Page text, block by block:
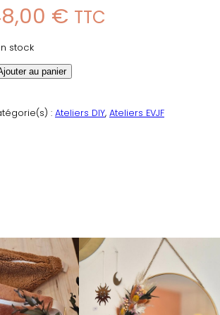
€ TTC
stock
au panier
: Ateliers DIY, Ateliers EVJF